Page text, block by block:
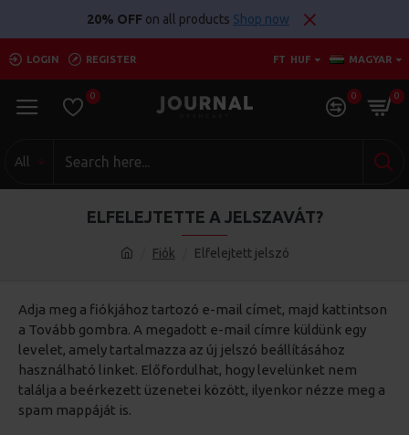
20% OFF on all products Shop now
LOGIN REGISTER FT HUF MAGYAR
0 0 0
All
Fiók Elfelejtett jelszó
ELFELEJTETTE A JELSZAVÁT?
Adja meg a fiókjához tartozó e-mail címet, majd kattintson
a Tovább gombra. A megadott e-mail címre küldünk egy
levelet, amely tartalmazza az új jelszó beállításához
használható linket. Előfordulhat, hogy levelünket nem
találja a beérkezett üzenetei között, ilyenkor nézze meg a
spam mappáját is.